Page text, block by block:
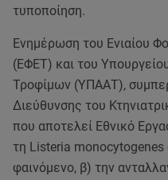
τυποποίηση.
Ενημέρωση του Ενιαίου
(ΕΦΕΤ) και του
Τροφίμων (ΥΠΑΑΤ),
Διεύθυνσης του
που αποτελεί Εθνικό
τη Listeria monocytogenes
φαινόμενο, β) την